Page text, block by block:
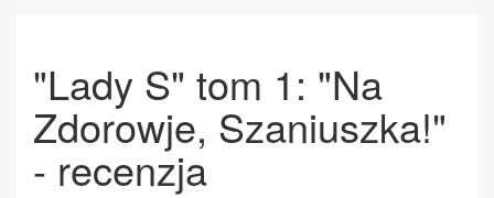
"Lady S" tom 1: "Na
Zdorowje, Szaniuszka!"
- recenzja